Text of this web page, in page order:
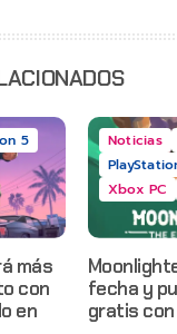
5
más
con
en
Noticias
Xbox PC
fecha y
gratis